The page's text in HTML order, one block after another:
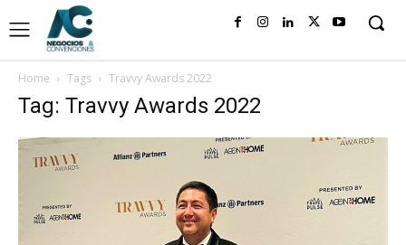
Home Tags Travvy Awards 2022
Tag: Travvy Awards 2022